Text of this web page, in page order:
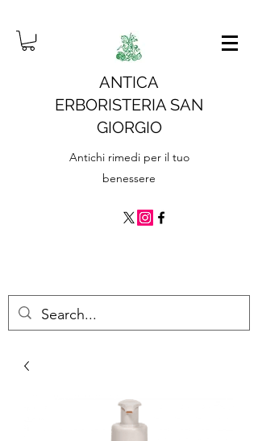
ANTICA
ERBORISTERIA SAN
GIORGIO
Antichi rimedi per il tuo
benessere